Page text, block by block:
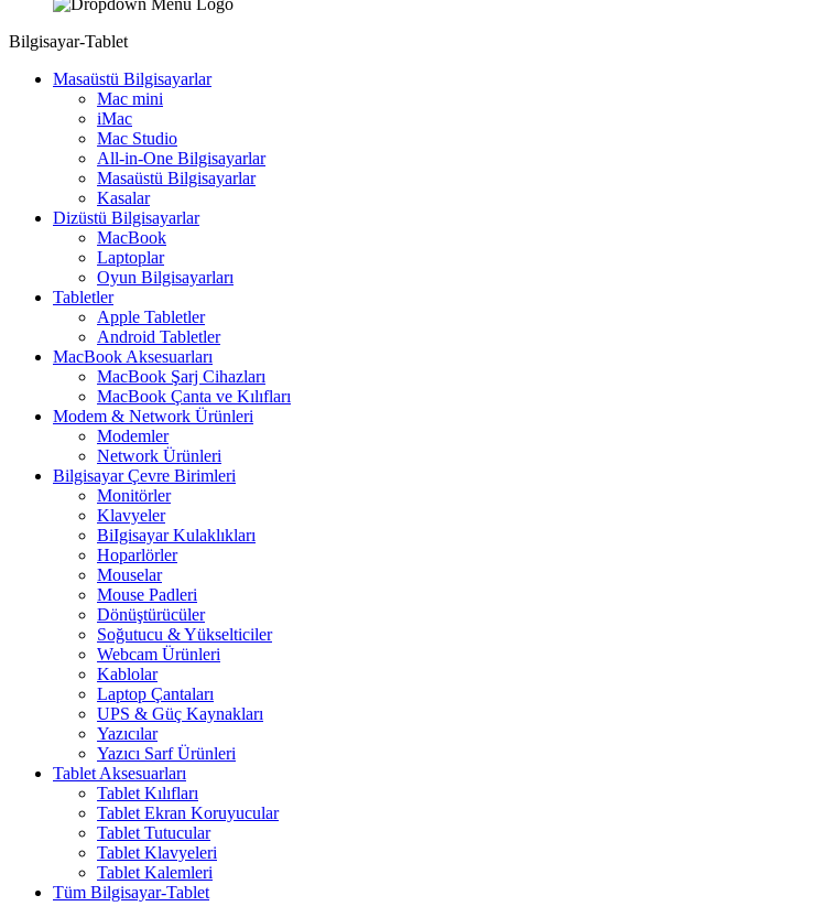
Bilgisayar-Tablet
Masaüstü Bilgisayarlar
Mac mini
iMac
Mac Studio
All-in-One Bilgisayarlar
Masaüstü Bilgisayarlar
Kasalar
Dizüstü Bilgisayarlar
MacBook
Laptoplar
Oyun Bilgisayarları
Tabletler
Apple Tabletler
Android Tabletler
MacBook Aksesuarları
MacBook Şarj Cihazları
MacBook Çanta ve Kılıfları
Modem & Network Ürünleri
Modemler
Network Ürünleri
Bilgisayar Çevre Birimleri
Monitörler
Klavyeler
BiIgisayar Kulaklıkları
Hoparlörler
Mouselar
Mouse Padleri
Dönüştürücüler
Soğutucu & Yükselticiler
Webcam Ürünleri
Kablolar
Laptop Çantaları
UPS & Güç Kaynakları
Yazıcılar
Yazıcı Sarf Ürünleri
Tablet Aksesuarları
Tablet Kılıfları
Tablet Ekran Koruyucular
Tablet Tutucular
Tablet Klavyeleri
Tablet Kalemleri
Tüm Bilgisayar-Tablet